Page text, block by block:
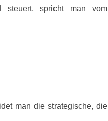
steuert, spricht man vom
man die strategische, die